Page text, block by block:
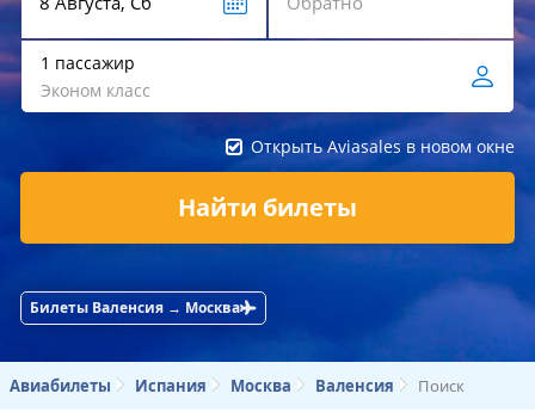
1 пассажир
Эконом класс
Открыть Aviasales в новом окне
Найти билеты
Билеты Валенсия → Москва
Авиабилеты Испания Москва Валенсия Поиск